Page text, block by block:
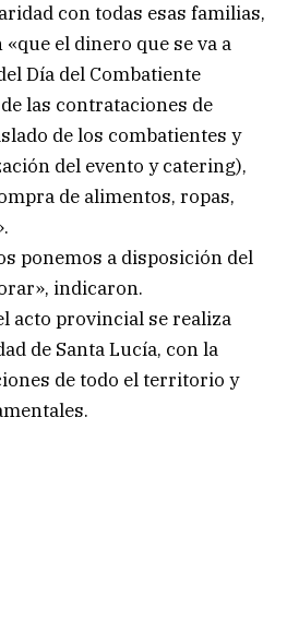
con todas esas familias,
el dinero que se va a
Día del Combatiente
las contrataciones de
de los combatientes y
del evento y catering),
de alimentos, ropas,
ponemos a disposición del
indicaron.
acto provincial se realiza
de Santa Lucía, con la
de todo el territorio y